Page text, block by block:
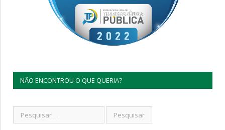
NÃO ENCONTROU O QUE QUERIA?